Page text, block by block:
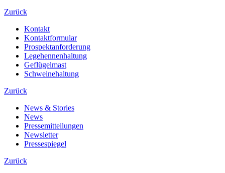
Zurück
Kontakt
Kontaktformular
Prospektanforderung
Legehennenhaltung
Geflügelmast
Schweinehaltung
Zurück
News & Stories
News
Pressemitteilungen
Newsletter
Pressespiegel
Zurück